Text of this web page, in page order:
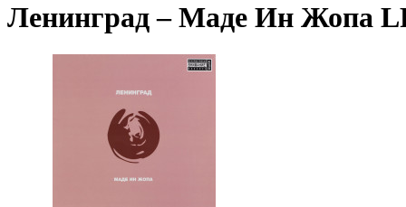
Ленинград ‎– Маде Ин Жопа